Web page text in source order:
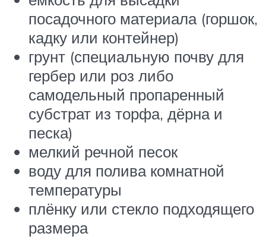
посадочного материала (горшок,
кадку или контейнер)
грунт (специальную почву для
гербер или роз либо
самодельный пропаренный
субстрат из торфа, дёрна и
песка)
мелкий речной песок
воду для полива комнатной
температуры
плёнку или стекло подходящего
размера